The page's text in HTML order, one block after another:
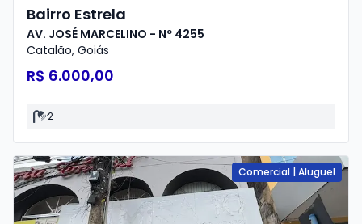
Bairro Estrela
AV. JOSÉ MARCELINO - Nº 4255
Catalão, Goiás
R$ 6.000,00
2
Comercial |Aluguel